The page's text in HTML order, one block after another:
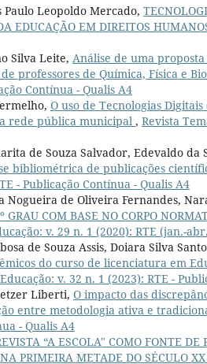
Leopoldo Mercado,
EDUCAÇÃO EM DIREITOS
Silva Leite, Análise de uma
professores de Química, Física e
Contínua - Qualis A4
O uso de Tecnologias
rede pública municipal , Revista
de Souza Salvador, Edevaldo da
bibliométrica de publicações
- Publicação Contínua - Qualis A4
de Oliveira Fernandes,
COM BASE NO CORPO
v. 29 n. 1 (2020): RTE (jan.-
de Souza Assis, Doiara Silva
do curso de licenciatura em
v. 32 n. 1 (2023): RTE -
Liberti, O impacto das
entre metodologia ativa e
- Qualis A4
“A ESCOLA" COMO FONTE DE
PRIMEIRA METADE DO SÉCULO XX